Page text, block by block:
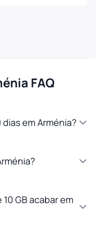
FAQ
em Arménia?
GB acabar em